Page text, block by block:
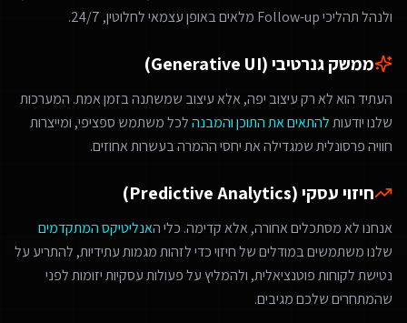
ולנהל תהליכי Follow-up מלאים באופן עצמאי לחלוטין, 24/7.
ממשק גנרטיבי (Generative UI)
העתיד הוא לא רק עיצוב יפה, אלא עיצוב שמשתנה בזמן אמת. המערכות
שלנו יודעותלהתאים את התוכן והמבנהלכל משתמש ספציפי, ומייצרות
חוויה פרסונלית שמגדילה את יחסי ההמרה בעשרות אחוזים.
חיזוי עסקי (Predictive Analytics)
אנחנו לא מסתכלים אחורה, אלא קדימה. כלי האנליטיקס המתקדמים
שלנו משתמשים במודלים של חיזוי כדי לזהות מגמות עתידיות, להתריע על
נטישת לקוחות פוטנציאלית, ולהמליץ על פעולות עסקיות יזומות לפני
שהמתחרים שלכם מגיבים.